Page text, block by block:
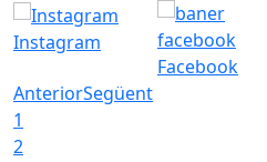
Instagram
Facebook
AnteriorSegüent
1
2